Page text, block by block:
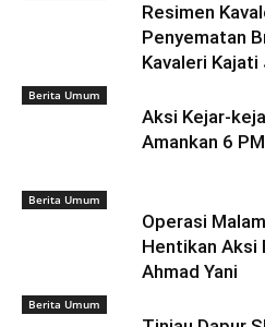
Resimen
Penyematan
Kavaleri
Berita Umum
Aksi Kejar-
Amankan 6
Berita Umum
Operasi
Hentikan Aksi
Ahmad Yani
Berita Umum